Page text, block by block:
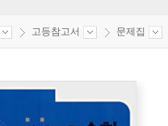
고등참고서 문제집